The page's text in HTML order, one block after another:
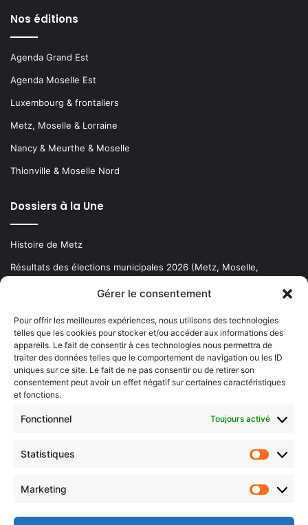
Gérer le consentement
Pour offrir les meilleures expériences, nous utilisons des technologies
telles que les cookies pour stocker et/ou accéder aux informations des
appareils. Le fait de consentir à ces technologies nous permettra de
traiter des données telles que le comportement de navigation ou les ID
uniques sur ce site. Le fait de ne pas consentir ou de retirer son
consentement peut avoir un effet négatif sur certaines caractéristiques
et fonctions.
Fonctionnel Toujours activé
Statistiques
Marketing
Nos éditions
Agenda Grand Est
Agenda Moselle Est
Luxembourg & frontaliers
Metz, Moselle & Lorraine
Nancy & Meurthe & Moselle
Thionville & Moselle Nord
Dossiers à la Une
Histoire de Metz
Résultats des élections municipales 2026 (Metz, Moselle,
Newsletter gratuite
Choisissez : matin, soir ou hebdo ?
votre